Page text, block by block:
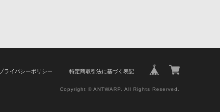
ライバシーポリシー 特定商取引法に基づく表記
Copyright © ANTWARP. All Rights Reserved.